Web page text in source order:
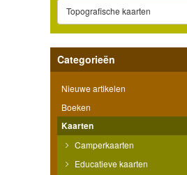
Topografische kaarten
Categorieën
Nieuwe artikelen
Boeken
Kaarten
Camperkaarten
Educatieve kaarten